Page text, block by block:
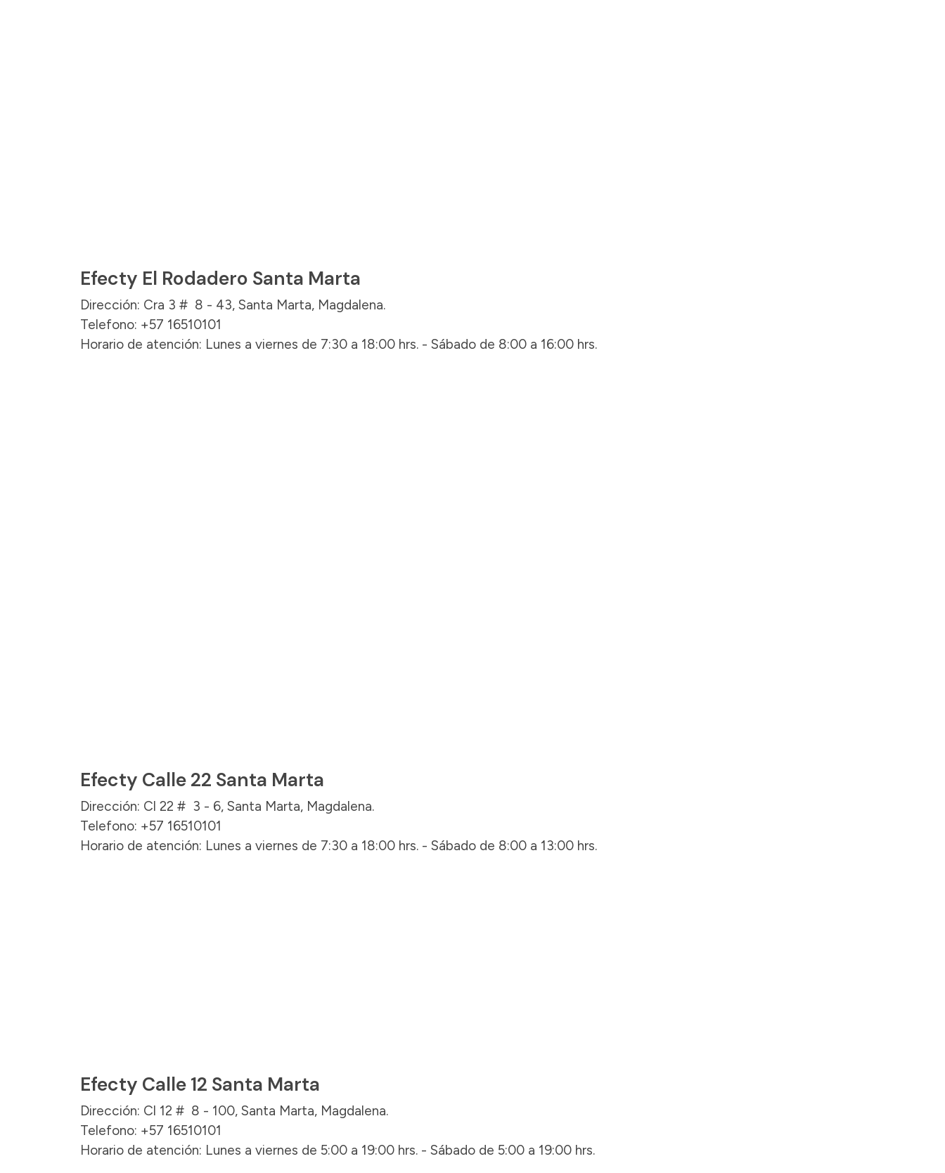
Efecty El Rodadero Santa Marta
Dirección: Cra 3 # 8 - 43, Santa Marta, Magdalena.
Telefono: +57 16510101
Horario de atención: Lunes a viernes de 7:30 a 18:00 hrs. - Sábado de 8:00 a 16:00 hrs.
Efecty Calle 22 Santa Marta
Dirección: Cl 22 # 3 - 6, Santa Marta, Magdalena.
Telefono: +57 16510101
Horario de atención: Lunes a viernes de 7:30 a 18:00 hrs. - Sábado de 8:00 a 13:00 hrs.
Efecty Calle 12 Santa Marta
Dirección: Cl 12 # 8 - 100, Santa Marta, Magdalena.
Telefono: +57 16510101
Horario de atención: Lunes a viernes de 5:00 a 19:00 hrs. - Sábado de 5:00 a 19:00 hrs.